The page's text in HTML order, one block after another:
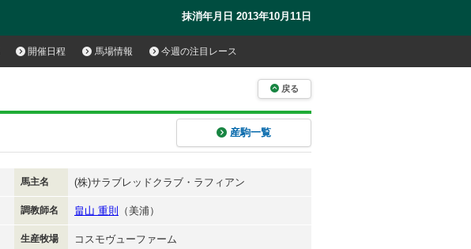
抹消年月日 2013年10月11日
開催日程 馬場情報 今週の注目レース
戻る
産駒一覧
馬主名 (株)サラブレッドクラブ・ラフィアン
調教師名 畠山 重則 （美浦）
生産牧場 コスモヴューファーム